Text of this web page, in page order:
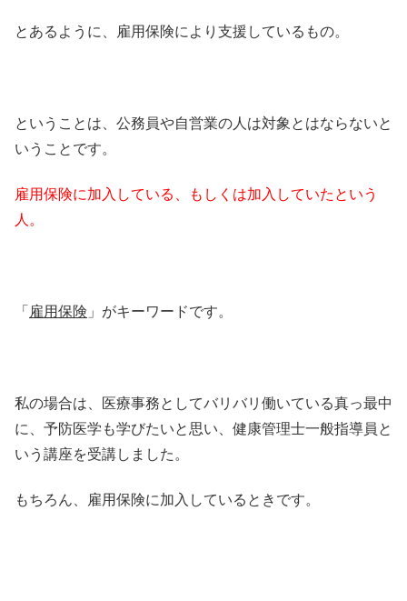
とあるように、雇用保険により支援しているもの。
ということは、公務員や自営業の人は対象とはならないと
いうことです。
雇用保険に加入している、もしくは加入していたという
人。
「 雇用保険 」がキーワードです。
私の場合は、医療事務としてバリバリ働いている真っ最中
に、予防医学も学びたいと思い、健康管理士一般指導員と
いう講座を受講しました。
もちろん、雇用保険に加入しているときです。